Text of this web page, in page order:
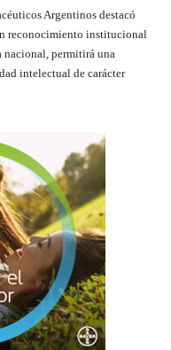
Argentinos destacó
reconocimiento institucional
nacional, permitirá una
intelectual de carácter